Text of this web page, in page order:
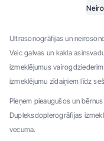
Ultrasonogrāfijas un
Veic galvas un kakla
izmeklējumus
izmeklējumu zīdaiņiem līdz
Pieņem pieaugušos un
Dupleksdoplerogrāfijas
vecuma.